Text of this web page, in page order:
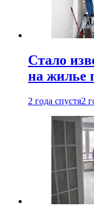
Стало
на жилье
2 года спустя2